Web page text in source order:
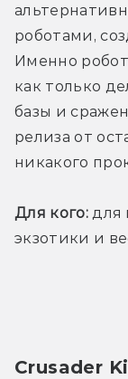
роботами,
Именно
как только
базы и
релиза от
никакого
Для кого: для
экзотики и
Crusader